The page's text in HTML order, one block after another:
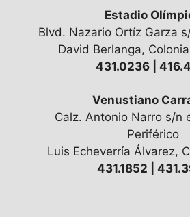
Estadio
Blvd. Nazario Ortíz Garza
David Berlanga,
431.0236 |
Venustiano
Calz. Antonio Narro s/n
Periférico
Luis Echeverría Álvarez,
431.1852 |